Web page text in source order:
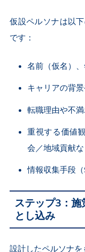
仮設ペルソナは以
です：
名前（仮名）
キャリアの背
転職理由や不
重視する価値
会／地域貢献な
情報収集手段
ステップ3：
とし込み
設計したペルソナ